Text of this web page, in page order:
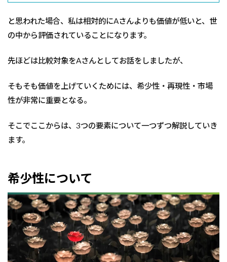
と思われた場合、私は相対的にAさんよりも価値が低いと、世
の中から評価されていることになります。
先ほどは比較対象をAさんとしてお話をしましたが、
そもそも価値を上げていくためには、希少性・再現性・市場
性が非常に重要となる。
そこでここからは、3つの要素について一つずつ解説していき
ます。
希少性について